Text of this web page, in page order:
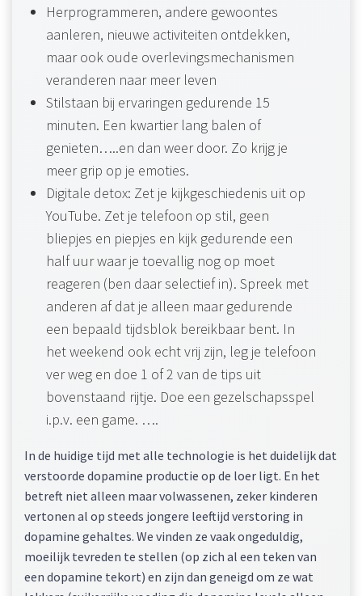
Herprogrammeren, andere gewoontes
aanleren, nieuwe activiteiten ontdekken,
maar ook oude overlevingsmechanismen
veranderen naar meer leven
Stilstaan bij ervaringen gedurende 15
minuten. Een kwartier lang balen of
genieten…..en dan weer door. Zo krijg je
meer grip op je emoties.
Digitale detox: Zet je kijkgeschiedenis uit op
YouTube. Zet je telefoon op stil, geen
bliepjes en piepjes en kijk gedurende een
half uur waar je toevallig nog op moet
reageren (ben daar selectief in). Spreek met
anderen af dat je alleen maar gedurende
een bepaald tijdsblok bereikbaar bent. In
het weekend ook echt vrij zijn, leg je telefoon
ver weg en doe 1 of 2 van de tips uit
bovenstaand rijtje. Doe een gezelschapsspel
i.p.v. een game. ….
In de huidige tijd met alle technologie is het duidelijk dat
verstoorde dopamine productie op de loer ligt. En het
betreft niet alleen maar volwassenen, zeker kinderen
vertonen al op steeds jongere leeftijd verstoring in
dopamine gehaltes. We vinden ze vaak ongeduldig,
moeilijk tevreden te stellen (op zich al een teken van
een dopamine tekort) en zijn dan geneigd om ze wat